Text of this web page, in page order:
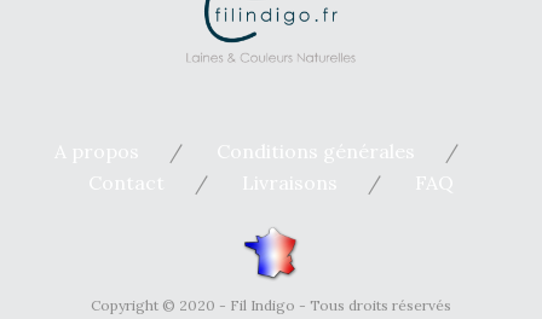
A propos
Conditions générales
Contact
Livraisons FAQ
Copyright © 2020 - Fil Indigo - Tous droits réservés